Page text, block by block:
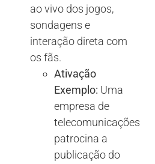
ao vivo dos jogos,
sondagens e
interação direta com
os fãs.
Ativação
Exemplo: Uma
empresa de
telecomunicações
patrocina a
publicação do